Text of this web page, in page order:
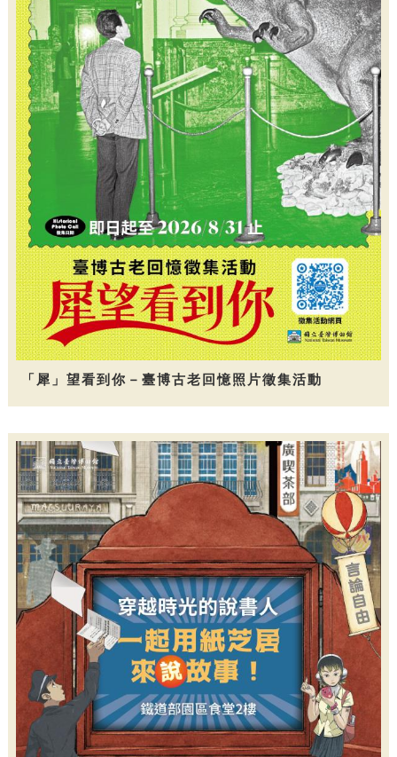
「犀」望看到你－臺博古老回憶照片徵集活動